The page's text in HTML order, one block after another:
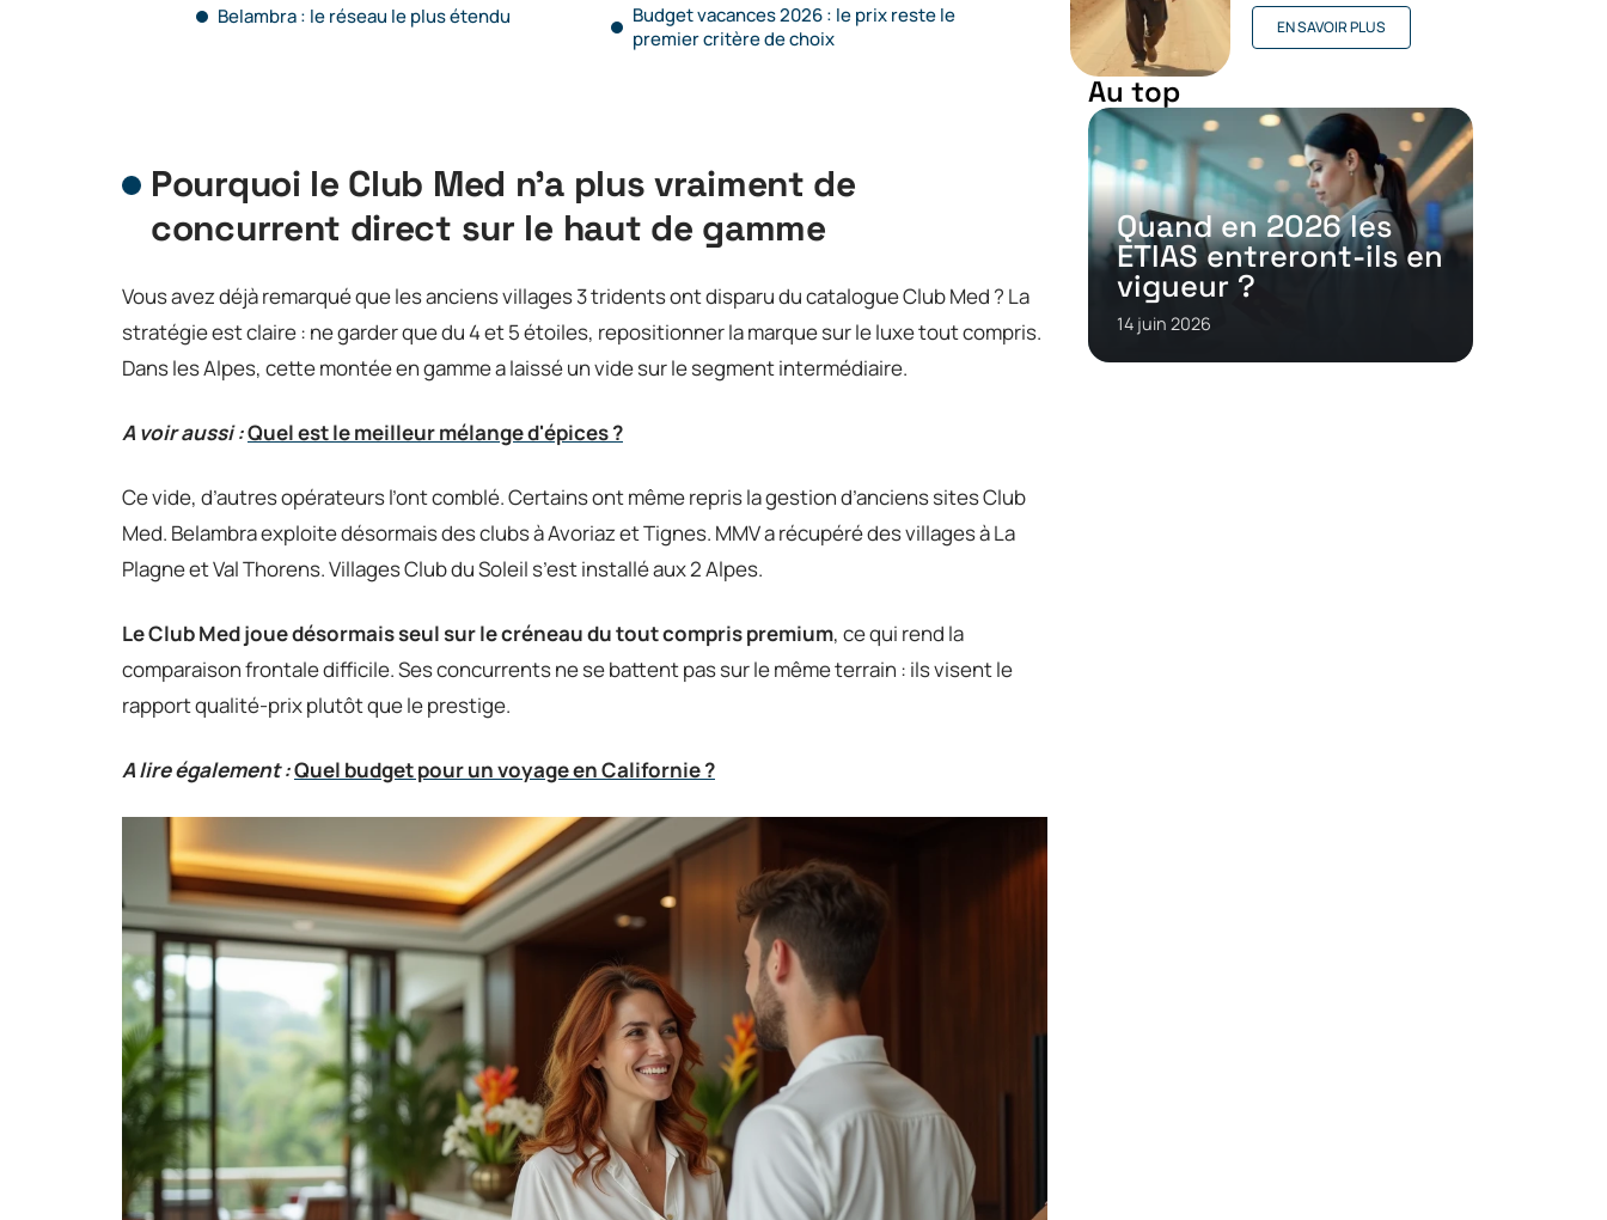
Belambra : le réseau le plus étendu
Budget vacances 2026 : le prix reste le
premier critère de choix
Pourquoi le Club Med n’a plus vraiment de
concurrent direct sur le haut de gamme
Vous avez déjà remarqué que les anciens villages 3 tridents ont disparu du catalogue Club Med ? La
stratégie est claire : ne garder que du 4 et 5 étoiles, repositionner la marque sur le luxe tout compris.
Dans les Alpes, cette montée en gamme a laissé un vide sur le segment intermédiaire.
A voir aussi :Quel est le meilleur mélange d'épices ?
Ce vide, d’autres opérateurs l’ont comblé. Certains ont même repris la gestion d’anciens sites Club
Med. Belambra exploite désormais des clubs à Avoriaz et Tignes. MMV a récupéré des villages à La
Plagne et Val Thorens. Villages Club du Soleil s’est installé aux 2 Alpes.
Le Club Med joue désormais seul sur le créneau du tout compris premium, ce qui rend la
comparaison frontale difficile. Ses concurrents ne se battent pas sur le même terrain : ils visent le
rapport qualité-prix plutôt que le prestige.
A lire également :Quel budget pour un voyage en Californie ?
EN SAVOIR PLUS
Au top
Quand en 2026 les
ETIAS entreront-ils en
vigueur ?
14 juin 2026